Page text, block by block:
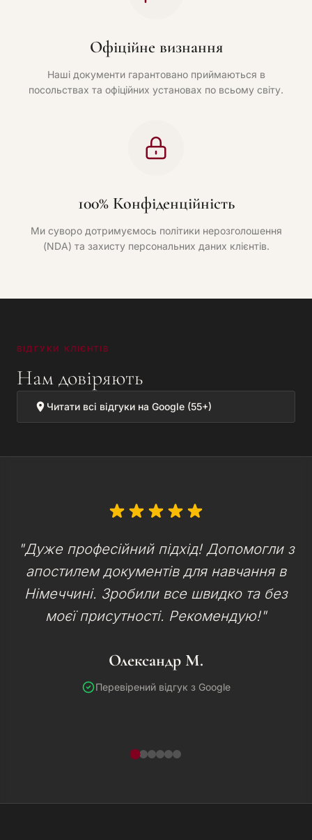
Офіційне визнання
Наші документи гарантовано приймаються в
посольствах та офіційних установах по всьому світу.
100% Конфіденційність
Ми суворо дотримуємось політики нерозголошення
(NDA) та захисту персональних даних клієнтів.
ВІДГУКИ КЛІЄНТІВ
Нам довіряють
Читати всі відгуки на Google (55+)
"Дуже професійний підхід! Допомогли з
апостилем документів для навчання в
Німеччині. Зробили все швидко та без
моєї присутності. Рекомендую!"
Олександр М.
Перевірений відгук з Google